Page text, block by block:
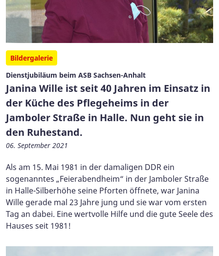
Bildergalerie
Dienstjubiläum beim ASB Sachsen-Anhalt
Janina Wille ist seit 40 Jahren im Einsatz in
der Küche des Pflegeheims in der
Jamboler Straße in Halle. Nun geht sie in
den Ruhestand.
06. September 2021
Als am 15. Mai 1981 in der damaligen DDR ein
sogenanntes „Feierabendheim“ in der Jamboler Straße
in Halle-Silberhöhe seine Pforten öffnete, war Janina
Wille gerade mal 23 Jahre jung und sie war vom ersten
Tag an dabei. Eine wertvolle Hilfe und die gute Seele des
Hauses seit 1981!